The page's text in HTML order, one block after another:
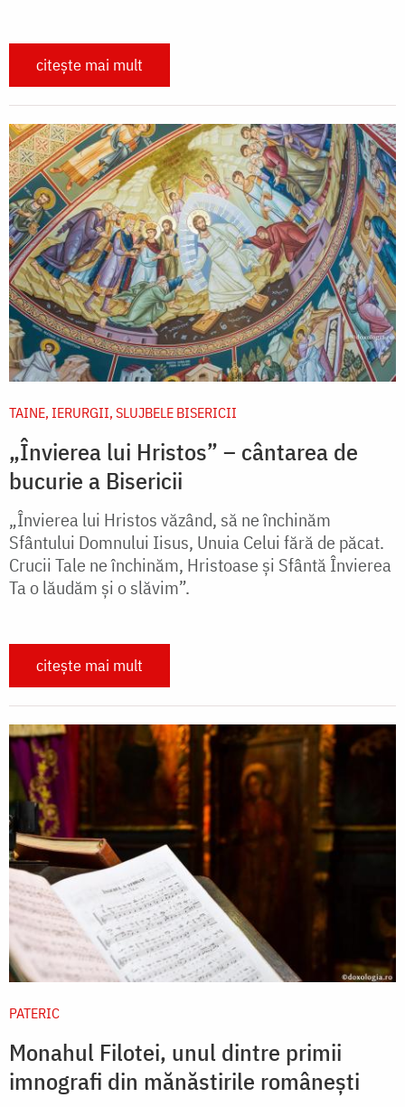
citește mai mult
TAINE, IERURGII, SLUJBELE BISERICII
„Învierea lui Hristos” – cântarea de
bucurie a Bisericii
„Învierea lui Hristos văzând, să ne închinăm
Sfântului Domnului Iisus, Unuia Celui fără de păcat.
Crucii Tale ne închinăm, Hristoase şi Sfântă Învierea
Ta o lăudăm şi o slăvim”.
citește mai mult
PATERIC
Monahul Filotei, unul dintre primii
imnografi din mănăstirile românești